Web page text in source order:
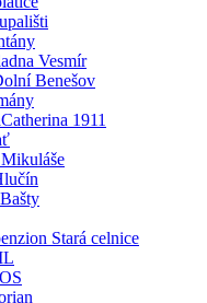
Vesmír
Benešov
1911
Stará celnice